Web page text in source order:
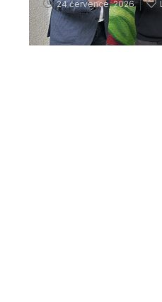
24 července, 2026